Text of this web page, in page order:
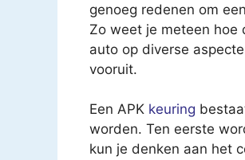
genoeg redenen om
Zo weet je meteen hoe
auto op diverse
vooruit.
Een APK keuring
worden. Ten eerste
kun je denken aan het